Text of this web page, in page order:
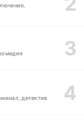
детектив